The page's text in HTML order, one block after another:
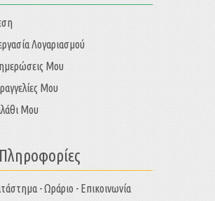
Λογαριασμού
Μου
Μου
Μου
Πληροφορίες
- Ωράριο - Επικοινωνία